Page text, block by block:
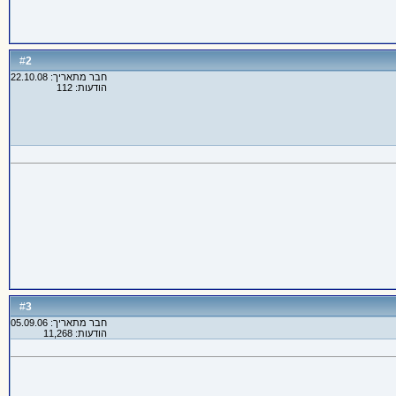
#
2
חבר מתאריך: 22.10.08
הודעות: 112
#
3
חבר מתאריך: 05.09.06
הודעות: 11,268